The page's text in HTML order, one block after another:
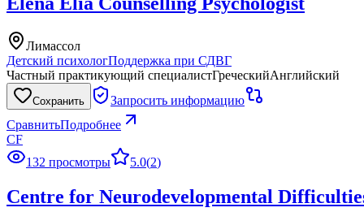
Лимассол
Детский психологПоддержка при СДВГ
Частный практикующий специалистГреческийАнглийский
Сохранить
Запросить информацию
СравнитьПодробнее
CF
132 просмотры
5.0(2)
Centre for Neurodevelopmental